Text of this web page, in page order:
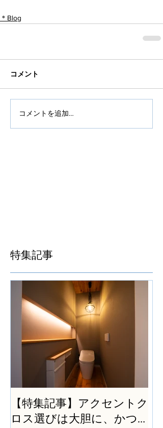
＊Blog
コメント
コメントを追加…
特集記事
【特集記事】アクセントク
ロス選びは大胆に、かつ